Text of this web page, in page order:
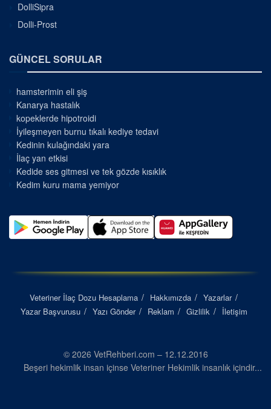
DolliSipra
Dolli-Prost
GÜNCEL SORULAR
hamsterimin eli şiş
Kanarya hastalık
kopeklerde hipotroidi
İyileşmeyen burnu tıkalı kediye tedavi
Kedinin kulağındaki yara
İlaç yan etkisi
Kedide ses gitmesi ve tek gözde kısıklık
Kedim kuru mama yemiyor
Veteriner İlaç Dozu Hesaplama Hakkımızda
Yazarlar
Yazar Başvurusu
Yazı Gönder Reklam Gizlilik İletişim
© 2026 VetRehberi.com – 12.12.2016
Beşeri hekimlik insan içinse Veteriner Hekimlik insanlık içindir...